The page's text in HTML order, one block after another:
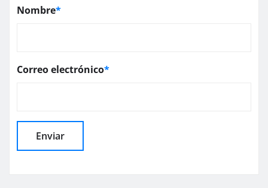
Nombre*
Correo electrónico*